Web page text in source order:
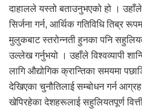
दाहालले यस्तो बताउनुभएको हो ।
सिर्जना गर्न, आर्थिक गतिविधि तिब्र
मुलुकबाट स्तरोन्नती हुनका पनि
उल्लेख गर्नुभयो । उहाँले विश्वव्यापी
लागि औद्योगिक क्रान्तिका समयमा
देखिएका चुनौतिलाई सम्बोधन गर्न
खेपिरहेका देशहरूलाई सहुलियतपूर्ण